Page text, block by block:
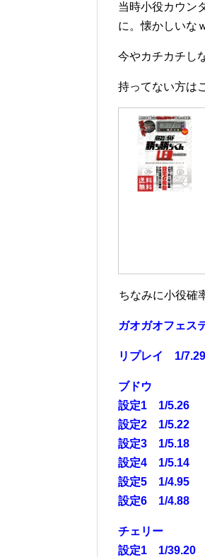
当時小役カウン
に。懐かしいな
今やカチカチし
持ってない方は
ちなみに小役確
ガオガオフェス
リプレイ 1/7.29
ブドウ
設定1 1/5.26
設定2 1/5.22
設定3 1/5.18
設定4 1/5.14
設定5 1/4.95
設定6 1/4.88
チェリー
設定1 1/39.20